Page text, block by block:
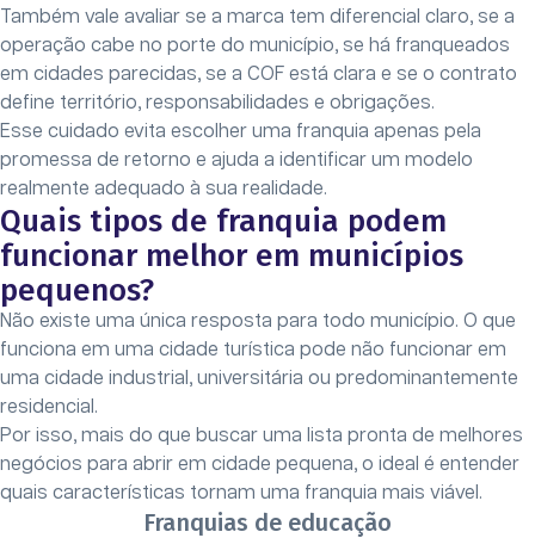
Também vale avaliar se a marca tem diferencial claro, se a
operação cabe no porte do município, se há franqueados
em cidades parecidas, se a COF está clara e se o contrato
define território, responsabilidades e obrigações.
Esse cuidado evita escolher uma franquia apenas pela
promessa de retorno e ajuda a identificar um modelo
realmente adequado à sua realidade.
Quais tipos de franquia podem
funcionar melhor em municípios
pequenos?
Não existe uma única resposta para todo município. O que
funciona em uma cidade turística pode não funcionar em
uma cidade industrial, universitária ou predominantemente
residencial.
Por isso, mais do que buscar uma lista pronta de melhores
negócios para abrir em cidade pequena, o ideal é entender
quais características tornam uma franquia mais viável.
Franquias de educação